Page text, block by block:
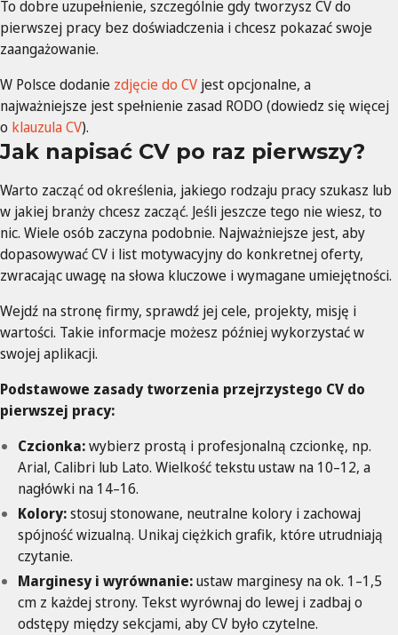
To dobre uzupełnienie, szczególnie gdy tworzysz CV do
pierwszej pracy bez doświadczenia i chcesz pokazać swoje
zaangażowanie.
W Polsce dodanie zdjęcie do CV jest opcjonalne, a
najważniejsze jest spełnienie zasad RODO (dowiedz się więcej
o klauzula CV).
Jak napisać CV po raz pierwszy?
Warto zacząć od określenia, jakiego rodzaju pracy szukasz lub
w jakiej branży chcesz zacząć. Jeśli jeszcze tego nie wiesz, to
nic. Wiele osób zaczyna podobnie. Najważniejsze jest, aby
dopasowywać CV i list motywacyjny do konkretnej oferty,
zwracając uwagę na słowa kluczowe i wymagane umiejętności.
Wejdź na stronę firmy, sprawdź jej cele, projekty, misję i
wartości. Takie informacje możesz później wykorzystać w
swojej aplikacji.
Podstawowe zasady tworzenia przejrzystego CV do
pierwszej pracy:
Czcionka:wybierz prostą i profesjonalną czcionkę, np.
Arial, Calibri lub Lato. Wielkość tekstu ustaw na 10–12, a
nagłówki na 14–16.
Kolory:stosuj stonowane, neutralne kolory i zachowaj
spójność wizualną. Unikaj ciężkich grafik, które utrudniają
czytanie.
Marginesy i wyrównanie:ustaw marginesy na ok. 1–1,5
cm z każdej strony. Tekst wyrównaj do lewej i zadbaj o
odstępy między sekcjami, aby CV było czytelne.